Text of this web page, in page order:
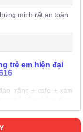
minh rất an toàn
trẻ em hiện đại
trắng + cafe + xám
được cách điệu trên
kế nổi mang đến sự